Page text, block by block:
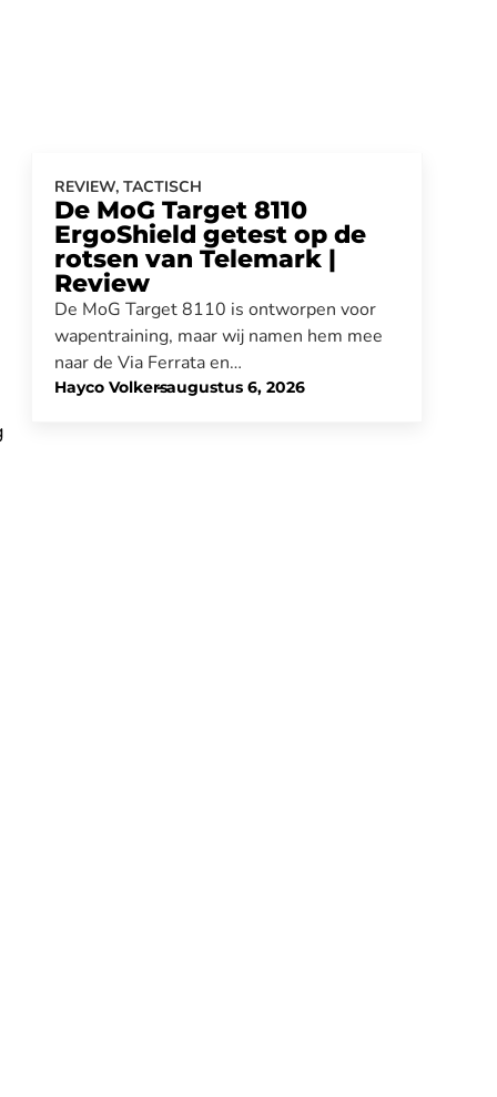
REVIEW, TACTISCH
De MoG Target 8110
ErgoShield getest op de
rotsen van Telemark |
Review
De MoG Target 8110 is ontworpen voor
wapentraining, maar wij namen hem mee
naar de Via Ferrata en…
Hayco Volkers
- augustus 6, 2026